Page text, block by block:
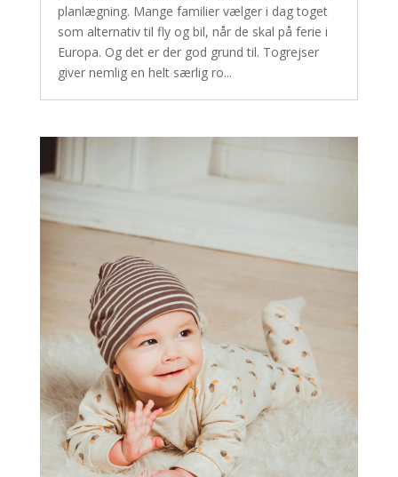
planlægning. Mange familier vælger i dag toget
som alternativ til fly og bil, når de skal på ferie i
Europa. Og det er der god grund til. Togrejser
giver nemlig en helt særlig ro...